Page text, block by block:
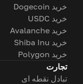
خرید Dogecoin
خرید USDC
خرید Avalanche
خرید Shiba Inu
خرید Polygon
تجارت
تبادل نقطه ای